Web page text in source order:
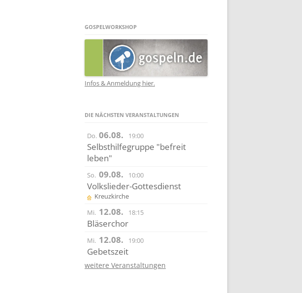
GOSPELWORKSHOP
Infos & Anmeldung hier.
DIE NÄCHSTEN VERANSTALTUNGEN
Do. 06.08. 19:00
Selbsthilfegruppe "befreit
leben"
So. 09.08. 10:00
Volkslieder-Gottesdienst
Kreuzkirche
Mi. 12.08. 18:15
Bläserchor
Mi. 12.08. 19:00
Gebetszeit
weitere Veranstaltungen